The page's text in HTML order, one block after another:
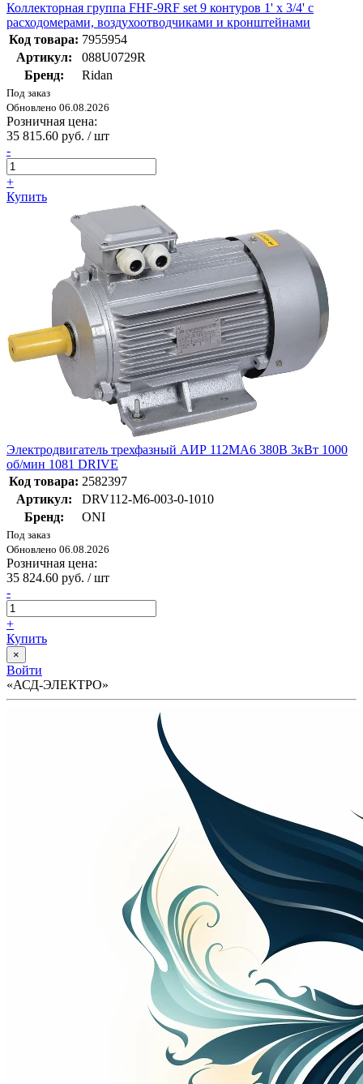
Коллекторная группа FHF-9RF set 9 контуров 1' х 3/4' с
расходомерами, воздухоотводчиками и кронштейнами
Код товара: 7955954
Артикул:
088U0729R
Бренд:
Ridan
Под заказ
Обновлено 06.08.2026
Розничная цена:
35 815.60 руб. / шт
-
+
Купить
Электродвигатель трехфазный АИР 112MA6 380В 3кВт 1000
об/мин 1081 DRIVE
Код товара: 2582397
Артикул:
DRV112-M6-003-0-1010
Бренд:
ONI
Под заказ
Обновлено 06.08.2026
Розничная цена:
35 824.60 руб. / шт
-
+
Купить
×
Войти
«АСД-ЭЛЕКТРО»